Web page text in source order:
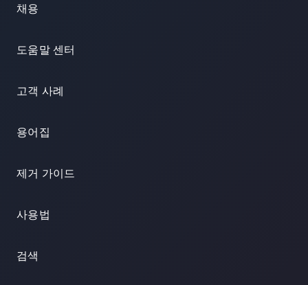
채용
도움말 센터
고객 사례
용어집
제거 가이드
사용법
검색